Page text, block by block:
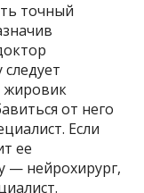
точный
жировик
от него
Если
ее
— нейрохирург,